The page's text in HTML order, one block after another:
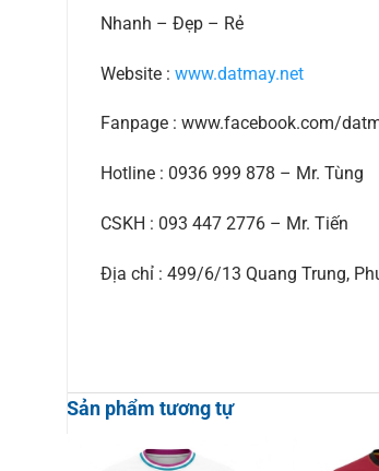
Nhanh – Đẹp – Rẻ
Website : www.datmay.net
Fanpage : www.facebook.com/
Hotline : 0936 999 878 – Mr. Tùng
CSKH : 093 447 2776 – Mr. Tiến
Địa chỉ : 499/6/13 Quang Trung,
Sản phẩm tương tự